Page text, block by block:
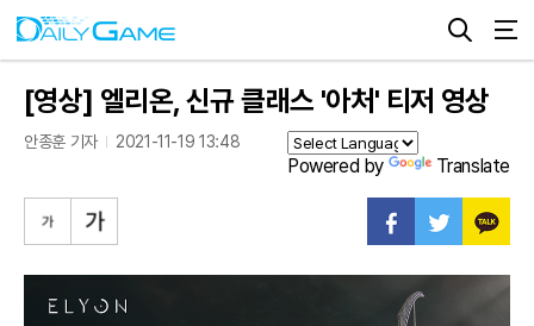
[영상] 엘리온, 신규 클래스 '아처' 티저 영상
안종훈 기자 2021-11-19 13:48
Powered by Translate